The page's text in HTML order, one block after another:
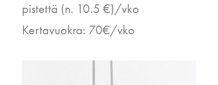
pistettä (n. 10.5 €)/vko
Kertavuokra: 70€/vko